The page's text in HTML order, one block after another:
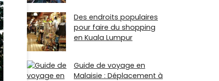
Des endroits populaires
pour faire du shopping
en Kuala Lumpur
Guide de voyage en
Malaisie : Déplacement à